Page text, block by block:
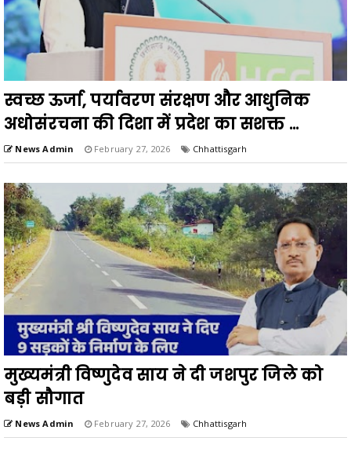
स्वच्छ ऊर्जा, पर्यावरण संरक्षण और आधुनिक
अधोसंरचना की दिशा में प्रदेश का सशक्त ...
News Admin February 27, 2026 Chhattisgarh
मुख्यमंत्री विष्णुदेव साय ने दी जशपुर जिले को
बड़ी सौगात
News Admin February 27, 2026 Chhattisgarh